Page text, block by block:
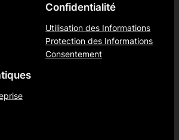
Confidentialité
Utilisation des Informations
Protection des Informations
Consentement